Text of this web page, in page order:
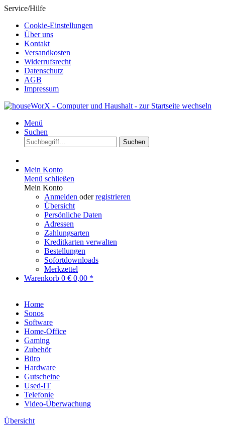
Service/Hilfe
Cookie-Einstellungen
Über uns
Kontakt
Versandkosten
Widerrufsrecht
Datenschutz
AGB
Impressum
Menü
Suchen
Suchen
Mein Konto
Menü schließen
Mein Konto
Anmelden oderregistrieren
Übersicht
Persönliche Daten
Adressen
Zahlungsarten
Kreditkarten verwalten
Bestellungen
Sofortdownloads
Merkzettel
Warenkorb 0 € 0,00 *
Home
Sonos
Software
Home-Office
Gaming
Zubehör
Büro
Hardware
Gutscheine
Used-IT
Telefonie
Video-Überwachung
Übersicht